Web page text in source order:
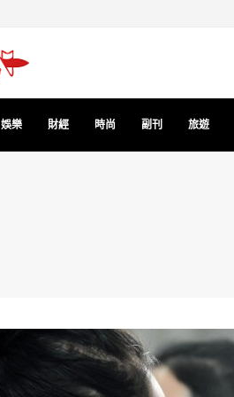
娛樂 財經 時尚 副刊 旅遊